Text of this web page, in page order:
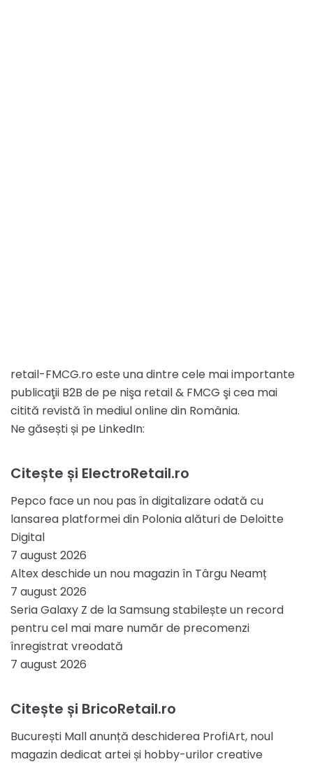
retail-FMCG.ro este una dintre cele mai importante
publicaţii B2B de pe nişa retail & FMCG şi cea mai
citită revistă în mediul online din România.
Ne găsești și pe LinkedIn:
Citește și ElectroRetail.ro
Pepco face un nou pas în digitalizare odată cu
lansarea platformei din Polonia alături de Deloitte
Digital
7 august 2026
Altex deschide un nou magazin în Târgu Neamț
7 august 2026
Seria Galaxy Z de la Samsung stabilește un record
pentru cel mai mare număr de precomenzi
înregistrat vreodată
7 august 2026
Citește și BricoRetail.ro
București Mall anunță deschiderea ProfiArt, noul
magazin dedicat artei și hobby-urilor creative